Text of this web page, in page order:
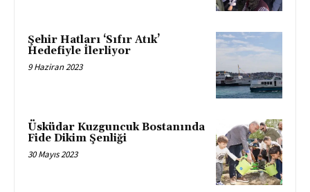
Şehir Hatları ‘Sıfır Atık’
Hedefiyle İlerliyor
9 Haziran 2023
Üsküdar Kuzguncuk Bostanında
Fide Dikim Şenliği
30 Mayıs 2023